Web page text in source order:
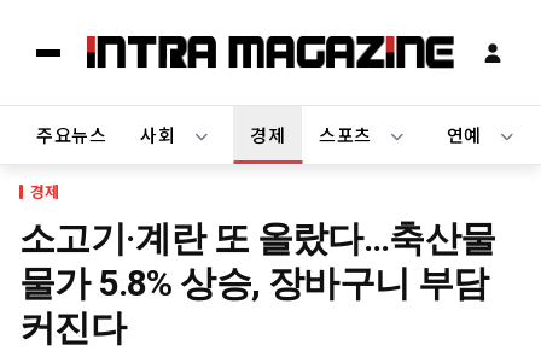
주요뉴스 사회 경제 스포츠 연예
경제
소고기·계란 또 올랐다…축산물
물가 5.8% 상승, 장바구니 부담
커진다